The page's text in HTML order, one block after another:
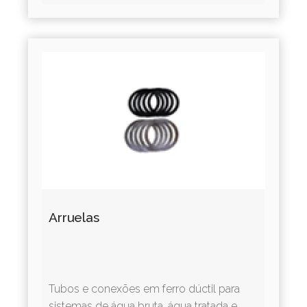
Arruelas
Tubos e conexões em ferro dúctil para